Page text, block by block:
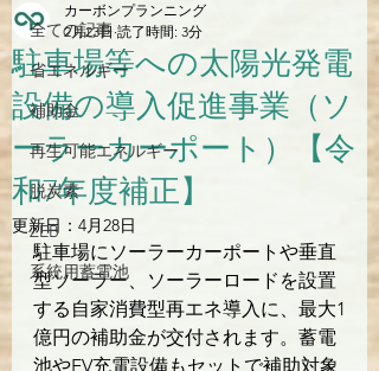
全ての記事
省エネルギー
補助金
再生可能エネルギー
脱炭素
ZEB
系統用蓄電池
駐車場等への太陽光発電
設備の導入促進事業（ソ
ーラーカーポート）【令
和7年度補正】
カーボンプランニング
2月23日 読了時間: 3分
更新日： 4月28日
駐車場にソーラーカーポートや垂直
型ソーラー、ソーラーロードを設置
する自家消費型再エネ導入に、最大1
億円の補助金が交付されます。蓄電
池やEV充電設備もセットで補助対象